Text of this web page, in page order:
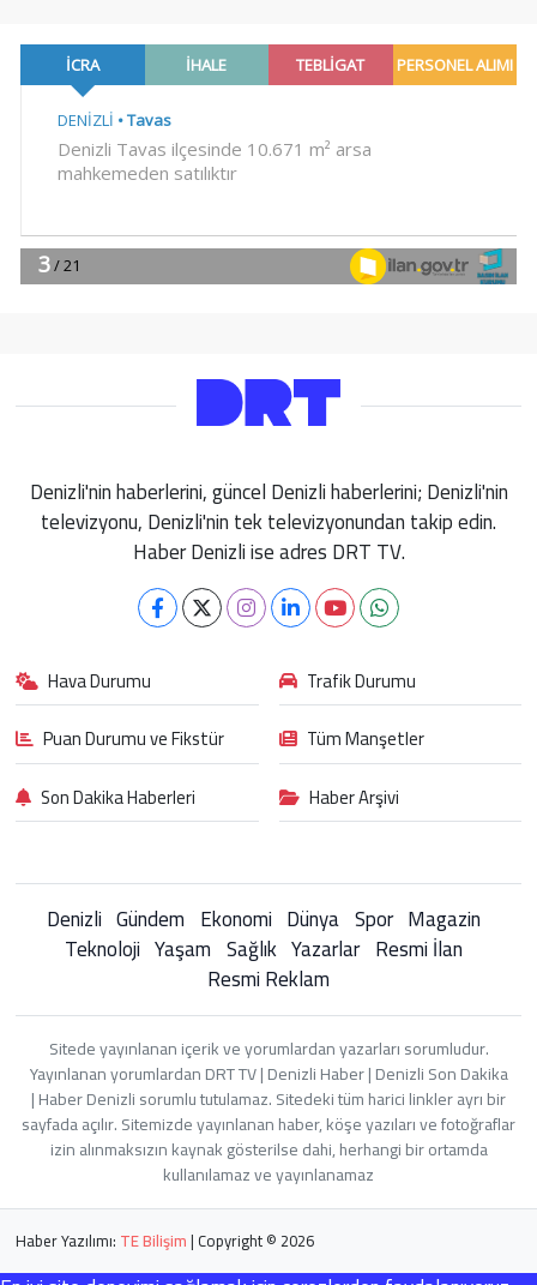
Denizli'nin haberlerini, güncel Denizli haberlerini; Denizli'nin
televizyonu, Denizli'nin tek televizyonundan takip edin.
Haber Denizli ise adres DRT TV.
Hava Durumu
Trafik Durumu
Puan Durumu ve Fikstür
Tüm Manşetler
Son Dakika Haberleri
Haber Arşivi
Denizli Gündem Ekonomi Dünya Spor Magazin
Teknoloji Yaşam Sağlık Yazarlar Resmi İlan
Resmi Reklam
Sitede yayınlanan içerik ve yorumlardan yazarları sorumludur.
Yayınlanan yorumlardan DRT TV | Denizli Haber | Denizli Son Dakika
| Haber Denizli sorumlu tutulamaz. Sitedeki tüm harici linkler ayrı bir
sayfada açılır. Sitemizde yayınlanan haber, köşe yazıları ve fotoğraflar
izin alınmaksızın kaynak gösterilse dahi, herhangi bir ortamda
kullanılamaz ve yayınlanamaz
Haber Yazılımı: TE Bilişim| Copyright © 2026